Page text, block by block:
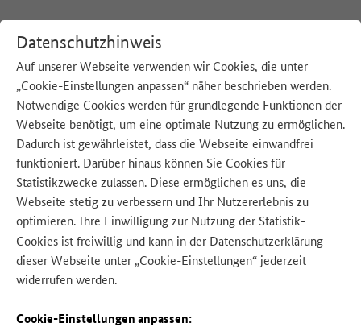
Datenschutzhinweis
Auf unserer Webseite verwenden wir Cookies, die unter
„Cookie-Einstellungen anpassen“ näher beschrieben werden.
Notwendige Cookies werden für grundlegende Funktionen der
Webseite benötigt, um eine optimale Nutzung zu ermöglichen.
Dadurch ist gewährleistet, dass die Webseite einwandfrei
funktioniert. Darüber hinaus können Sie Cookies für
Statistikzwecke zulassen. Diese ermöglichen es uns, die
Webseite stetig zu verbessern und Ihr Nutzererlebnis zu
optimieren. Ihre Einwilligung zur Nutzung der Statistik-
Cookies ist freiwillig und kann in der Datenschutzerklärung
dieser Webseite unter „Cookie-Einstellungen“ jederzeit
widerrufen werden.
Cookie-Einstellungen anpassen:
:Startseite Unsere Strategie